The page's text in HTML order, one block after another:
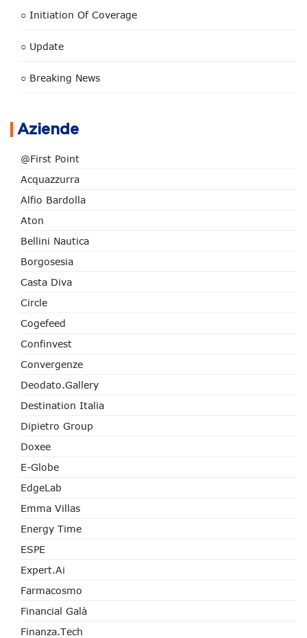
○ Initiation Of Coverage
○ Update
○ Breaking News
Aziende
@First Point
Acquazzurra
Alfio Bardolla
Aton
Bellini Nautica
Borgosesia
Casta Diva
Circle
Cogefeed
Confinvest
Convergenze
Deodato.Gallery
Destination Italia
Dipietro Group
Doxee
E-Globe
EdgeLab
Emma Villas
Energy Time
ESPE
Expert.ai
Farmacosmo
Financial Galà
Finanza.tech